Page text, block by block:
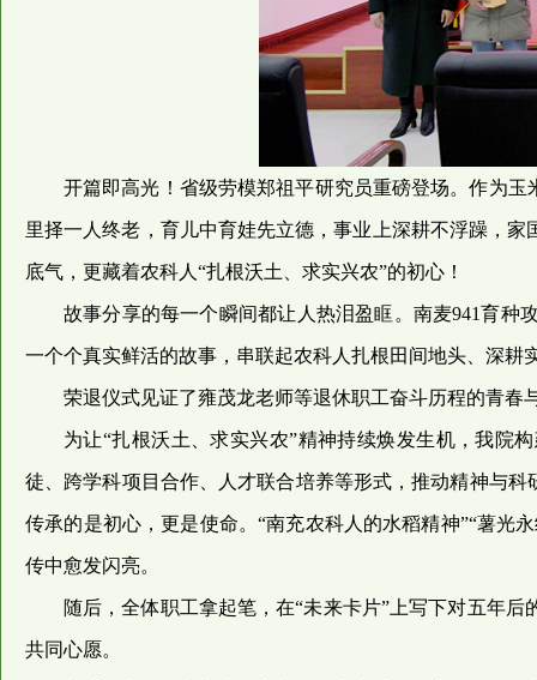
开篇即高光！省级劳模郑祖平研究员重磅登场。作为
里择一人终老，育儿中育娃先立德，事业上深耕不浮躁，
底气，更藏着农科人“扎根沃土、求实兴农”的初心！
故事分享的每一个瞬间都让人热泪盈眶。南麦941育
一个个真实鲜活的故事，串联起农科人扎根田间地头、深
荣退仪式见证了雍茂龙老师等退休职工奋斗历程的青春
为让“扎根沃土、求实兴农”精神持续焕发生机，我院
徒、跨学科项目合作、人才联合培养等形式，推动精神与
传承的是初心，更是使命。“南充农科人的水稻精神”“薯光
传中愈发闪亮。
随后，全体职工拿起笔，在“未来卡片”上写下对五年
共同心愿。